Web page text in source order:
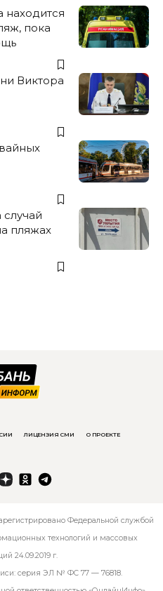
пока
Виктора
случай
пляжах
ЛИЦЕНЗИЯ СМИ О ПРОЕКТЕ
Федеральной службой
технологий и массовых
24.09.2019 г.
серия ЭЛ № ФС 77 — 76818.